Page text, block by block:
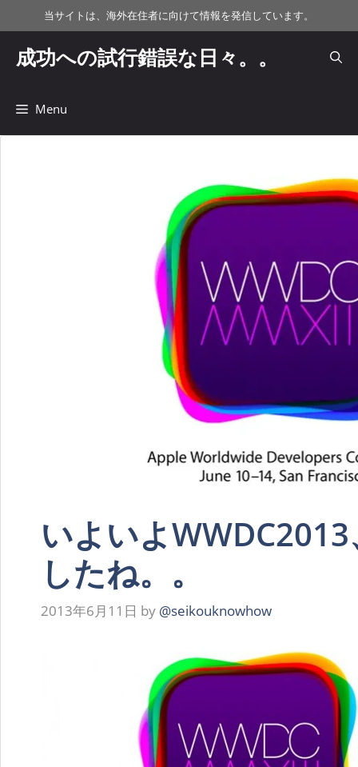
ン
当サイトは、海外在住者に向けて情報を発信しています。
成功への試行錯誤な日々。。
Menu
いよいよ
したね。。
2013年6月11日 by @seikouknowhow